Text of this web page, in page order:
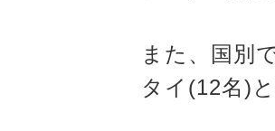
また、国別
タイ(12名)